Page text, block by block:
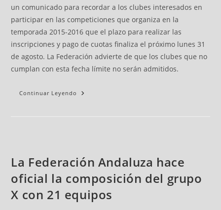
un comunicado para recordar a los clubes interesados en
participar en las competiciones que organiza en la
temporada 2015-2016 que el plazo para realizar las
inscripciones y pago de cuotas finaliza el próximo lunes 31
de agosto. La Federación advierte de que los clubes que no
cumplan con esta fecha límite no serán admitidos.
Continuar Leyendo
La Federación Andaluza hace
oficial la composición del grupo
X con 21 equipos